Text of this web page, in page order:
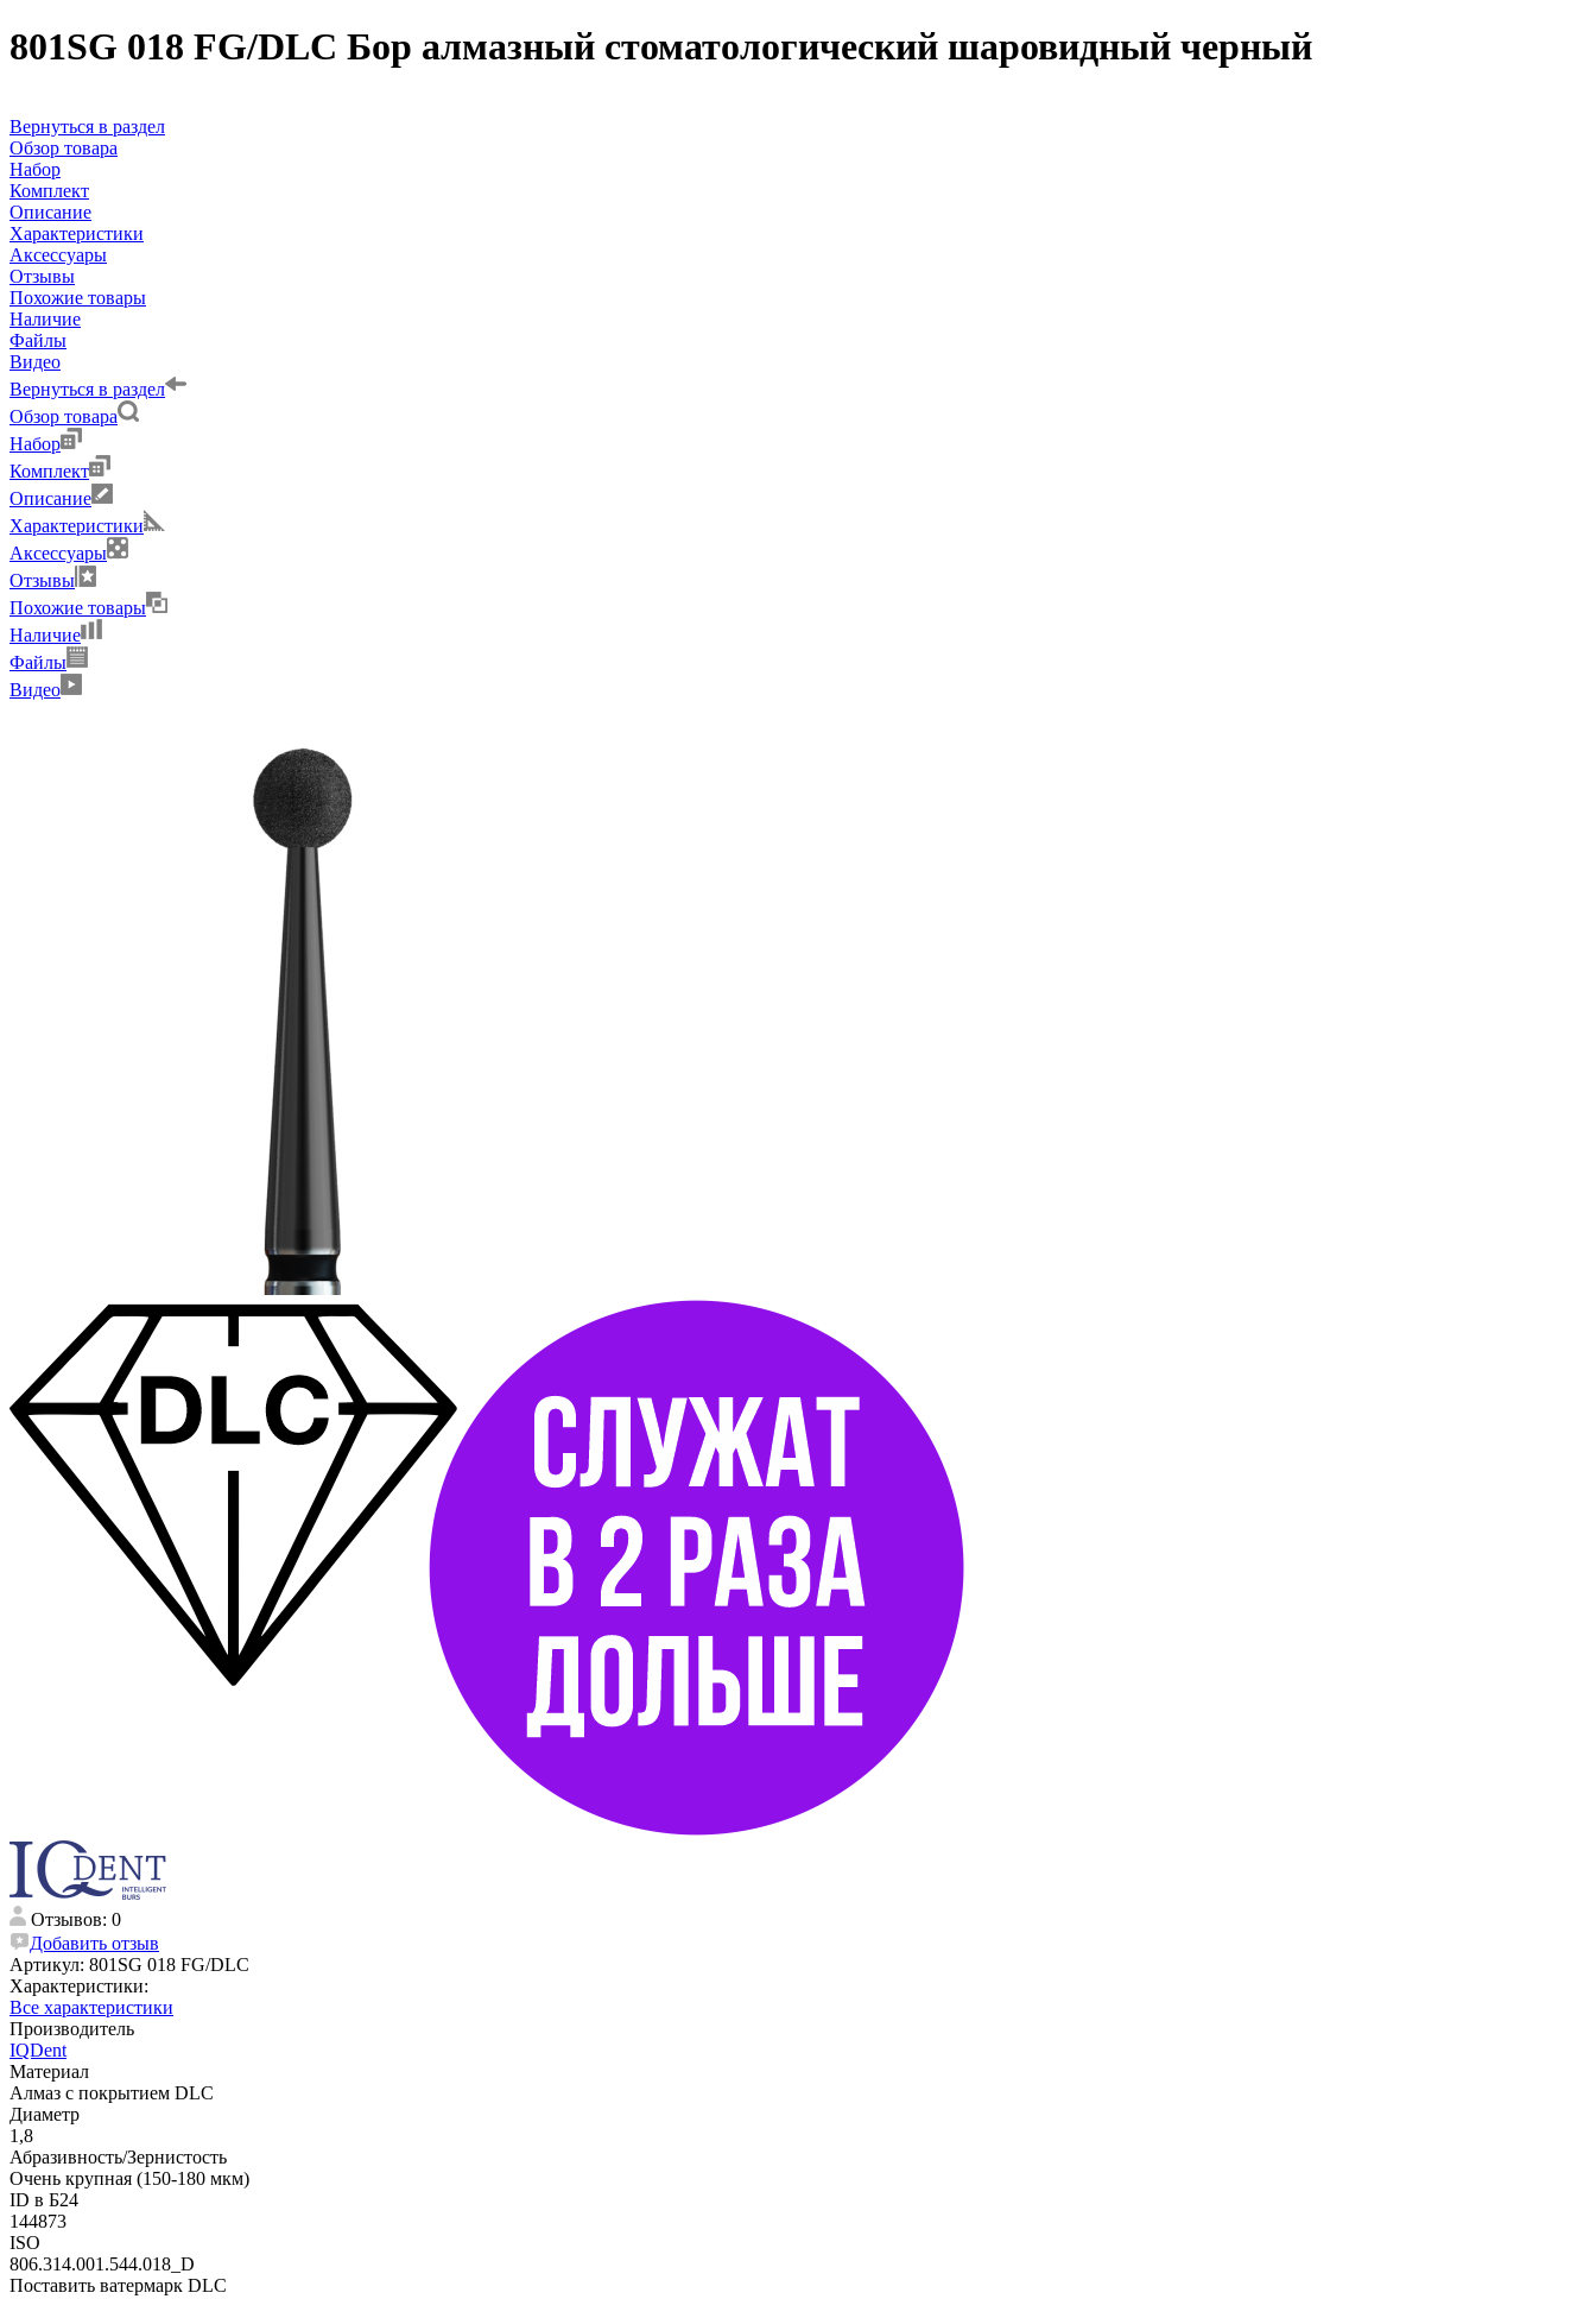
801SG 018 FG/DLC Бор алмазный стоматологический шаровидный черный
Вернуться в раздел
Обзор товара
Набор
Комплект
Описание
Характеристики
Аксессуары
Отзывы
Похожие товары
Наличие
Файлы
Видео
Вернуться в раздел
Обзор товара
Набор
Комплект
Описание
Характеристики
Аксессуары
Отзывы
Похожие товары
Наличие
Файлы
Видео
Отзывов: 0
Добавить отзыв
Артикул: 801SG 018 FG/DLC
Характеристики:
Все характеристики
Производитель
IQDent
Материал
Алмаз с покрытием DLC
Диаметр
1,8
Абразивность/Зернистость
Очень крупная (150-180 мкм)
ID в Б24
144873
ISO
806.314.001.544.018_D
Поставить ватермарк DLC